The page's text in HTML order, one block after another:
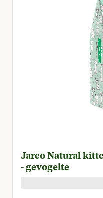
Jarco Natural
- gevogelte